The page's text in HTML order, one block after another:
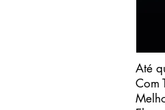
Até
Com